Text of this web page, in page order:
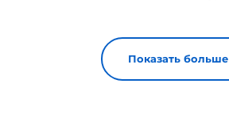
Показать больше